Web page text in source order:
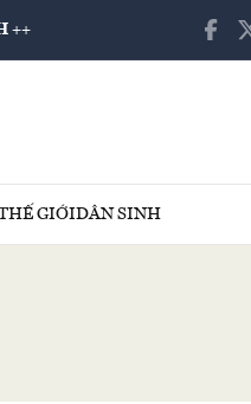
++
GIỚIDÂN SINH